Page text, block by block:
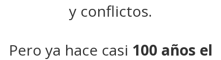
y conflictos.
Pero ya hace casi 100 años el